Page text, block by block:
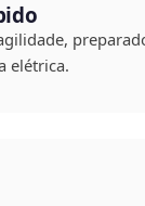
elétrica.